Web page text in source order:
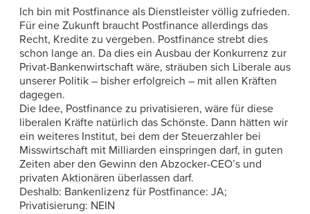
Ich bin mit Postfinance als Dienstleister völlig zufrieden.
Für eine Zukunft braucht Postfinance allerdings das
Recht, Kredite zu vergeben. Postfinance strebt dies
schon lange an. Da dies ein Ausbau der Konkurrenz zur
Privat-Bankenwirtschaft wäre, sträuben sich Liberale aus
unserer Politik – bisher erfolgreich – mit allen Kräften
dagegen.
Die Idee, Postfinance zu privatisieren, wäre für diese
liberalen Kräfte natürlich das Schönste. Dann hätten wir
ein weiteres Institut, bei dem der Steuerzahler bei
Misswirtschaft mit Milliarden einspringen darf, in guten
Zeiten aber den Gewinn den Abzocker-CEO’s und
privaten Aktionären überlassen darf.
Deshalb: Bankenlizenz für Postfinance: JA;
Privatisierung: NEIN